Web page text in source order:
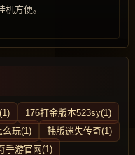
方便。
176打金版本523sy(1)
么玩(1)
韩版迷失传奇(1)
手游官网(1)